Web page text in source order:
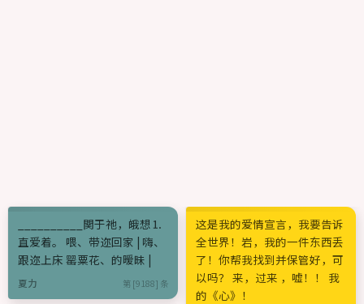
__________関于祂，皒想⒈
直爱着。 喂、带迩回家 | 嗨、
跟迩上床 罂粟花、的暧昧 |
夏力 第 [9188] 条
这是我的爱情宣言，我要告诉
全世界！岩，我的一件东西丢
了！你帮我找到并保管好，可
以吗？ 来，过来 ，嘘！！ 我
的《心》！